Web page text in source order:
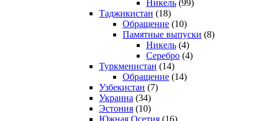
Никель (99)
Таджикистан (18)
Обращение (10)
Памятные выпуски (8)
Никель (4)
Серебро (4)
Туркменистан (14)
Обращение (14)
Узбекистан (7)
Украина (34)
Эстония (10)
Южная Осетия (16)